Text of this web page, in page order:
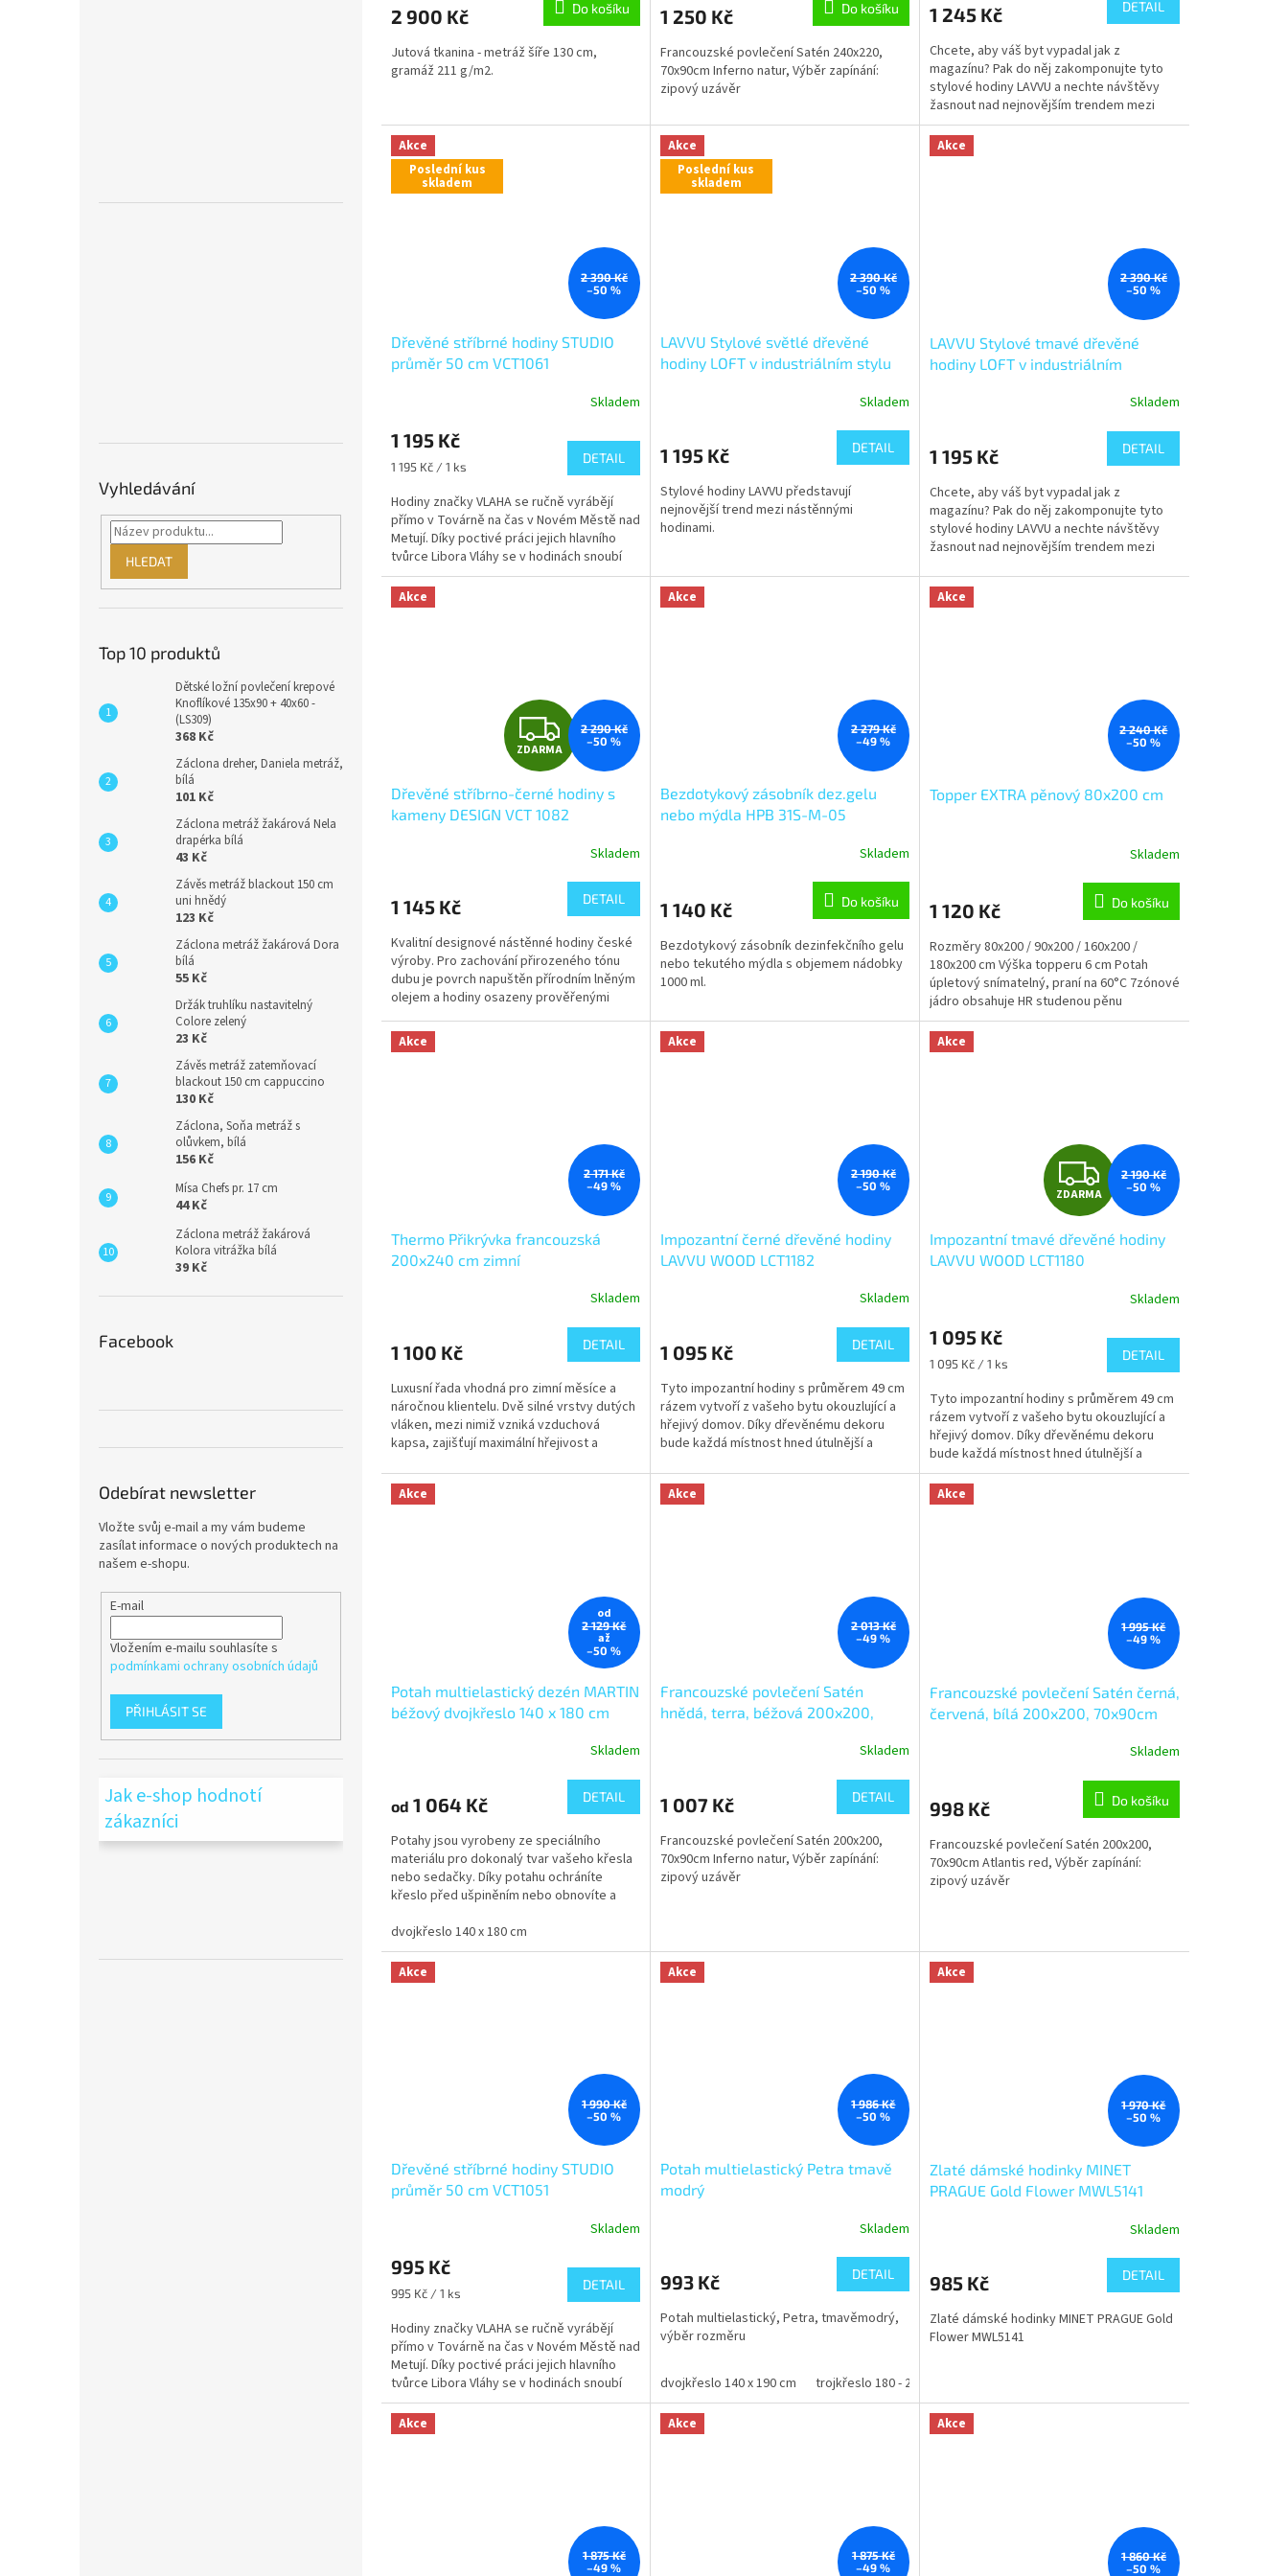
Vyhledávání
HLEDAT
Top 10 produktů
Dětské ložní povlečení krepové
Knoflíkové 135x90 + 40x60 -
(LS309)
368 Kč
Záclona dreher, Daniela metráž,
bílá
101 Kč
Záclona metráž žakárová Nela
drapérka bílá
43 Kč
Závěs metráž blackout 150 cm
uni hnědý
123 Kč
Záclona metráž žakárová Dora
bílá
55 Kč
Držák truhlíku nastavitelný
Colore zelený
23 Kč
Závěs metráž zatemňovací
blackout 150 cm cappuccino
130 Kč
Záclona, Soňa metráž s
olůvkem, bílá
156 Kč
Mísa Chefs pr. 17 cm
44 Kč
Záclona metráž žakárová
Kolora vitrážka bílá
39 Kč
Facebook
Odebírat newsletter
Vložte svůj e-mail a my vám budeme
zasílat informace o nových produktech na
našem e-shopu.
E-mail
Vložením e-mailu souhlasíte s
podmínkami ochrany osobních údajů
PŘIHLÁSIT SE
Jak e-shop hodnotí
zákazníci
2 900 Kč Do košíku
Jutová tkanina - metráž šíře 130 cm,
gramáž 211 g/m2.
1 250 Kč Do košíku
Francouzské povlečení Satén 240x220,
70x90cm Inferno natur, Výběr zapínání:
zipový uzávěr
1 245 Kč DETAIL
Chcete, aby váš byt vypadal jak z
magazínu? Pak do něj zakomponujte tyto
stylové hodiny LAVVU a nechte návštěvy
žasnout nad nejnovějším trendem mezi
nástěnnými hodinami.
Akce
Poslední kus
skladem
2 390 Kč
–50 %
Dřevěné stříbrné hodiny STUDIO
průměr 50 cm VCT1061
Skladem
1 195 Kč
Měrná
1 195 Kč / 1 ks
DETAIL
Hodiny značky VLAHA se ručně vyrábějí
přímo v Továrně na čas v Novém Městě nad
Metují. Díky poctivé práci jejich hlavního
tvůrce Libora Vláhy se v hodinách snoubí
tradiční...
Akce
Poslední kus
skladem
2 390 Kč
–50 %
LAVVU Stylové světlé dřevěné
hodiny LOFT v industriálním stylu
Skladem
1 195 Kč DETAIL
Stylové hodiny LAVVU představují
nejnovější trend mezi nástěnnými
hodinami.
Akce
2 390 Kč
–50 %
LAVVU Stylové tmavé dřevěné
hodiny LOFT v industriálním
Skladem
1 195 Kč DETAIL
Chcete, aby váš byt vypadal jak z
magazínu? Pak do něj zakomponujte tyto
stylové hodiny LAVVU a nechte návštěvy
žasnout nad nejnovějším trendem mezi
Akce
Z
D
A
M
A
ZDARMA
2 290 Kč
–50 %
Dřevěné stříbrno-černé hodiny s
kameny DESIGN VCT 1082
Skladem
1 145 Kč DETAIL
Kvalitní designové nástěnné hodiny české
výroby. Pro zachování přirozeného tónu
dubu je povrch napuštěn přírodním lněným
olejem a hodiny osazeny prověřenými
německými strojky UTS.
Akce
2 279 Kč
–49 %
Bezdotykový zásobník dez.gelu
nebo mýdla HPB 31S-M-05
Skladem
1 140 Kč Do košíku
Bezdotykový zásobník dezinfekčního gelu
nebo tekutého mýdla s objemem nádobky
1000 ml.
Akce
2 240 Kč
–50 %
Topper EXTRA pěnový 80x200 cm
Skladem
1 120 Kč Do košíku
Rozměry 80x200 / 90x200 / 160x200 /
180x200 cm Výška topperu 6 cm Potah
úpletový snímatelný, praní na 60°C 7zónové
jádro obsahuje HR studenou pěnu
s vzdušnými masážními nopy....
Akce
2 171 Kč
–49 %
Thermo Přikrývka francouzská
200x240 cm zimní
Skladem
1 100 Kč DETAIL
Luxusní řada vhodná pro zimní měsíce a
náročnou klientelu. Dvě silné vrstvy dutých
vláken, mezi nimiž vzniká vzduchová
kapsa, zajišťují maximální hřejivost a
Akce
2 190 Kč
–50 %
Impozantní černé dřevěné hodiny
LAVVU WOOD LCT1182
Skladem
1 095 Kč DETAIL
Tyto impozantní hodiny s průměrem 49 cm
rázem vytvoří z vašeho bytu okouzlující a
hřejivý domov. Díky dřevěnému dekoru
bude každá místnost hned útulnější a
Akce
Z
D
A
M
A
ZDARMA
2 190 Kč
–50 %
Impozantní tmavé dřevěné hodiny
LAVVU WOOD LCT1180
Skladem
1 095 Kč
Měrná
1 095 Kč / 1 ks
DETAIL
Tyto impozantní hodiny s průměrem 49 cm
rázem vytvoří z vašeho bytu okouzlující a
hřejivý domov. Díky dřevěnému dekoru
bude každá místnost hned útulnější a
působivý design...
Akce
od
2 129 Kč
až
–50 %
Potah multielastický dezén MARTIN
béžový dvojkřeslo 140 x 180 cm
Skladem
od 1 064 Kč DETAIL
Potahy jsou vyrobeny ze speciálního
materiálu pro dokonalý tvar vašeho křesla
nebo sedačky. Díky potahu ochráníte
křeslo před ušpiněním nebo obnovíte a
dvojkřeslo 140 x 180 cm
Akce
2 013 Kč
–49 %
Francouzské povlečení Satén
hnědá, terra, béžová 200x200,
Skladem
1 007 Kč DETAIL
Francouzské povlečení Satén 200x200,
70x90cm Inferno natur, Výběr zapínání:
zipový uzávěr
Akce
1 995 Kč
–49 %
Francouzské povlečení Satén černá,
červená, bílá 200x200, 70x90cm
Skladem
998 Kč Do košíku
Francouzské povlečení Satén 200x200,
70x90cm Atlantis red, Výběr zapínání:
zipový uzávěr
Akce
1 990 Kč
–50 %
Dřevěné stříbrné hodiny STUDIO
průměr 50 cm VCT1051
Skladem
995 Kč
Měrná
995 Kč / 1 ks
DETAIL
Hodiny značky VLAHA se ručně vyrábějí
přímo v Továrně na čas v Novém Městě nad
Metují. Díky poctivé práci jejich hlavního
tvůrce Libora Vláhy se v hodinách snoubí
tradiční...
Akce
1 986 Kč
–50 %
Potah multielastický Petra tmavě
modrý
Skladem
993 Kč DETAIL
Potah multielastický, Petra, tmavěmodrý,
výběr rozměru
dvojkřeslo 140 x 190 cm trojkřeslo 180 - 240 cm
Akce
1 970 Kč
–50 %
Zlaté dámské hodinky MINET
PRAGUE Gold Flower MWL5141
Skladem
985 Kč DETAIL
Zlaté dámské hodinky MINET PRAGUE Gold
Flower MWL5141
Akce
1 875 Kč
–49 %
Akce
1 875 Kč
–49 %
Akce
1 860 Kč
–50 %